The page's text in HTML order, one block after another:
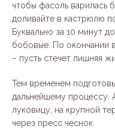
чтобы фасоль варилась
доливайте в кастрюлю
Буквально за 10 минут
бобовые. По окончании
– пусть стечет лишняя
Тем временем
дальнейшему процессу.
луковицу, на крупной
через пресс чеснок.